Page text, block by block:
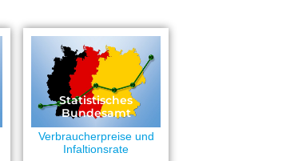
Statistisches
Bundesamt
Verbraucherpreise und
Infaltionsrate